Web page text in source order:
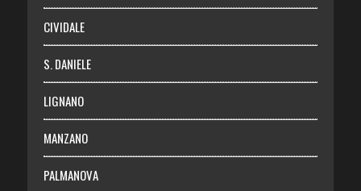
CIVIDALE
S. DANIELE
LIGNANO
MANZANO
PALMANOVA